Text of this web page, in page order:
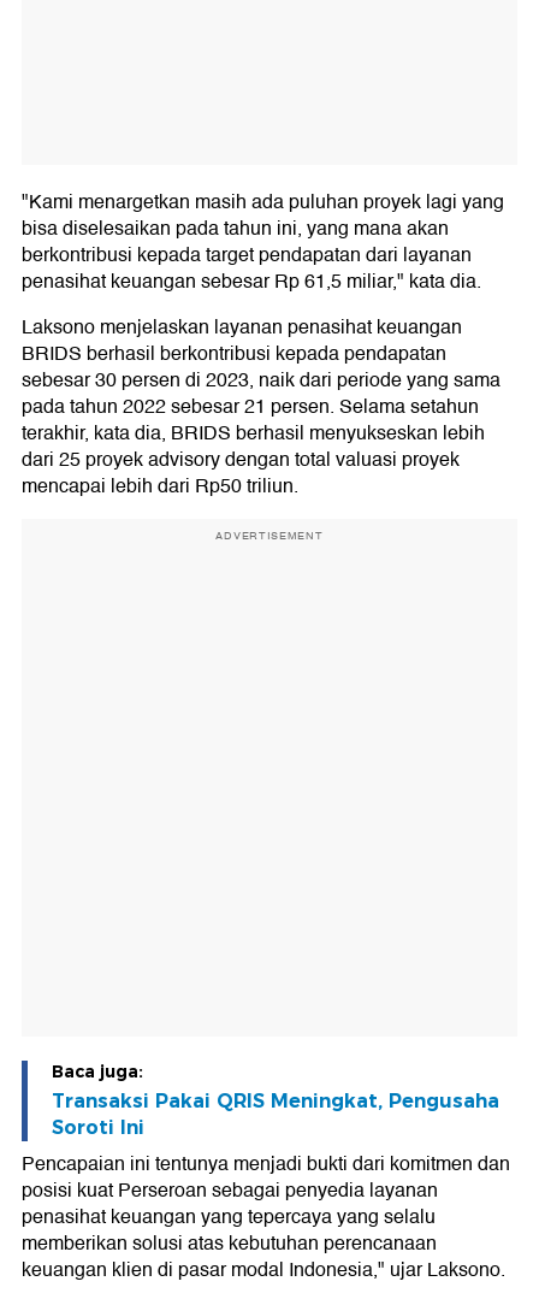
"Kami menargetkan masih ada puluhan proyek lagi yang
bisa diselesaikan pada tahun ini, yang mana akan
berkontribusi kepada target pendapatan dari layanan
penasihat keuangan sebesar Rp 61,5 miliar," kata dia.
Laksono menjelaskan layanan penasihat keuangan
BRIDS berhasil berkontribusi kepada pendapatan
sebesar 30 persen di 2023, naik dari periode yang sama
pada tahun 2022 sebesar 21 persen. Selama setahun
terakhir, kata dia, BRIDS berhasil menyukseskan lebih
dari 25 proyek advisory dengan total valuasi proyek
mencapai lebih dari Rp50 triliun.
ADVERTISEMENT
Baca juga:
Transaksi Pakai QRIS Meningkat, Pengusaha
Soroti Ini
Pencapaian ini tentunya menjadi bukti dari komitmen dan
posisi kuat Perseroan sebagai penyedia layanan
penasihat keuangan yang tepercaya yang selalu
memberikan solusi atas kebutuhan perencanaan
keuangan klien di pasar modal Indonesia," ujar Laksono.